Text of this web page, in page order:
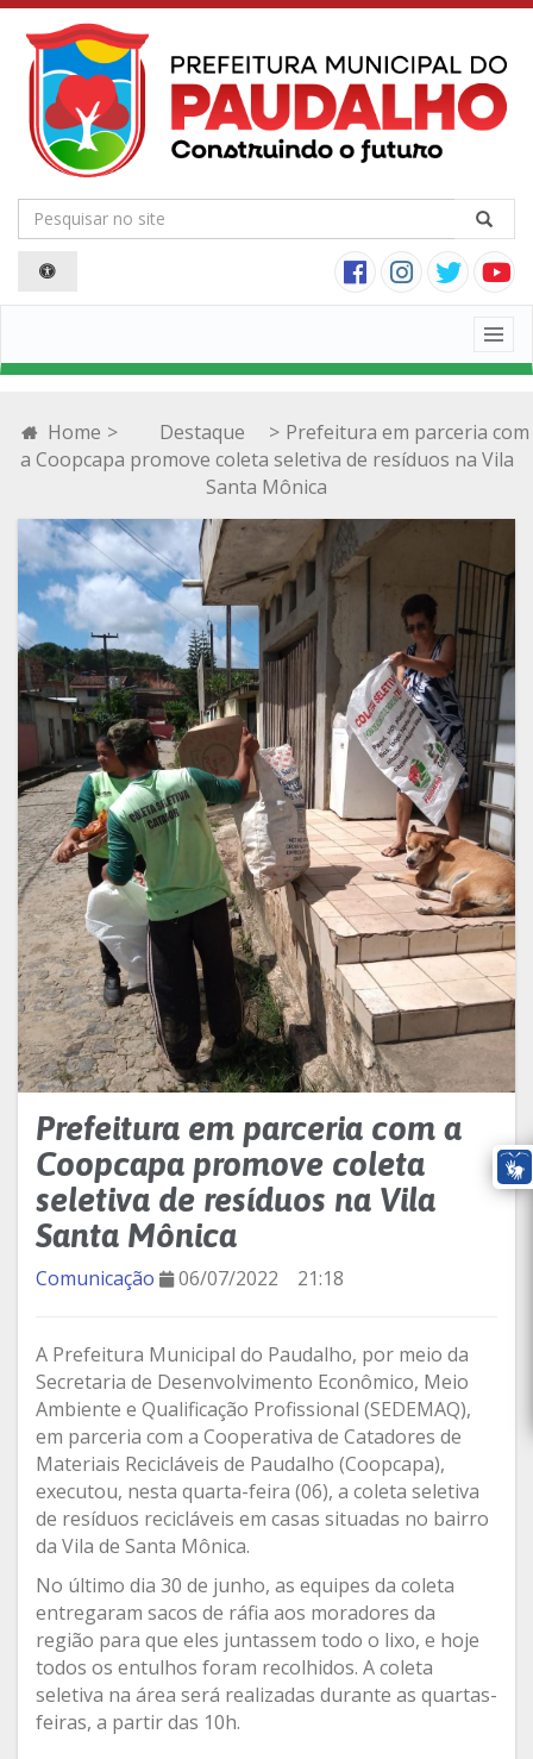
Home > Destaque > Prefeitura em parceria com
a Coopcapa promove coleta seletiva de resíduos na Vila
Santa Mônica
Prefeitura em parceria com a
Coopcapa promove coleta
seletiva de resíduos na Vila
Santa Mônica
Comunicação 06/07/2022 21:18
A Prefeitura Municipal do Paudalho, por meio da
Secretaria de Desenvolvimento Econômico, Meio
Ambiente e Qualificação Profissional (SEDEMAQ),
em parceria com a Cooperativa de Catadores de
Materiais Recicláveis de Paudalho (Coopcapa),
executou, nesta quarta-feira (06), a coleta seletiva
de resíduos recicláveis em casas situadas no bairro
da Vila de Santa Mônica.
No último dia 30 de junho, as equipes da coleta
entregaram sacos de ráfia aos moradores da
região para que eles juntassem todo o lixo, e hoje
todos os entulhos foram recolhidos. A coleta
seletiva na área será realizadas durante as quartas-
feiras, a partir das 10h.